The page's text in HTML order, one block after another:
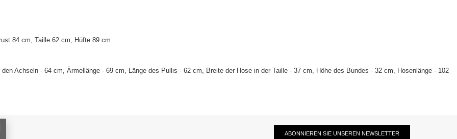
84 cm, Taille 62 cm, Hüfte 89 cm
Achseln - 64 cm, Ärmellänge - 69 cm, Länge des Pullis - 62 cm, Breite der Hose in der Taille - 37 cm, Höhe des Bundes - 32 cm, Hosenlänge - 102
ABONNIEREN SIE UNSEREN NEWSLETTER